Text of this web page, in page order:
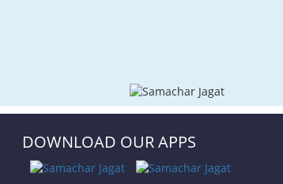
DOWNLOAD OUR APPS